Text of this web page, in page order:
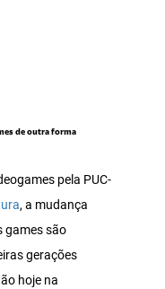
de outra forma
pela PUC-
, a mudança
games são
gerações
hoje na